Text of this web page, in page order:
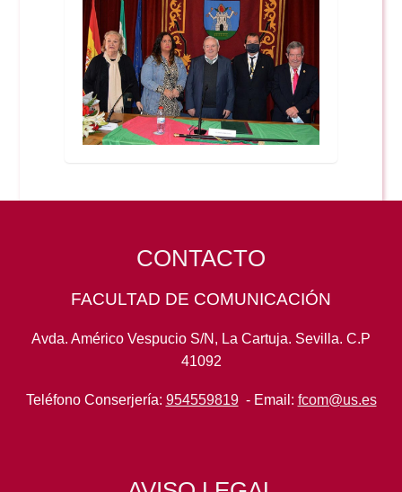
CONTACTO
FACULTAD DE COMUNICACIÓN
Avda. Américo Vespucio S/N, La Cartuja. Sevilla. C.P
41092
Teléfono Conserjería: 954559819- Email: fcom@us.es